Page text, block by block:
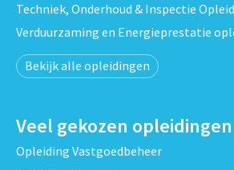
Techniek, Onderhoud & Inspectie
Verduurzaming en Energieprestatie
Bekijk alle opleidingen
Veel gekozen opleidingen
Opleiding Vastgoedbeheer